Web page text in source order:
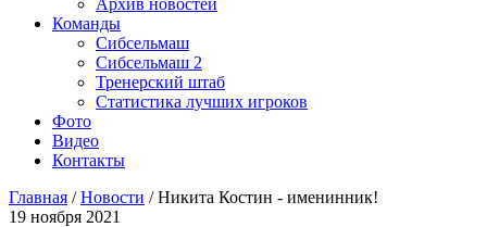
Архив новостей
Команды
Сибсельмаш
Сибсельмаш 2
Тренерский штаб
Статистика лучших игроков
Фото
Видео
Контакты
Главная /Новости /Никита Костин - именинник!
19 ноября 2021